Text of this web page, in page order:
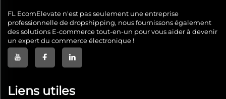
FL EcomElevate n'est pas seulement une entreprise
professionnelle de dropshipping, nous fournissons également
des solutions E-commerce tout-en-un pour vous aider à devenir
un expert du commerce électronique !
Liens utiles